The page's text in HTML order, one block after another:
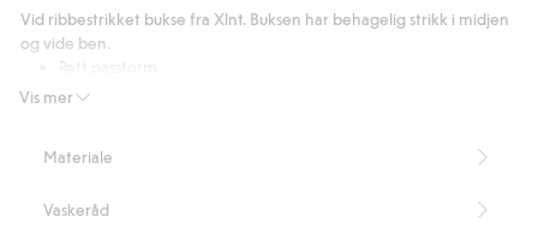
Vis mer
Vid ribbestrikket bukse fra Xlnt. Buksen har behagelig strikk i midjen
og vide ben.
Innsydd strikk i midjen
Dette produktet inneholder 95 % LENZING™ ECOVERO™-
Artikkelnummer
Materiale
Vaskeråd